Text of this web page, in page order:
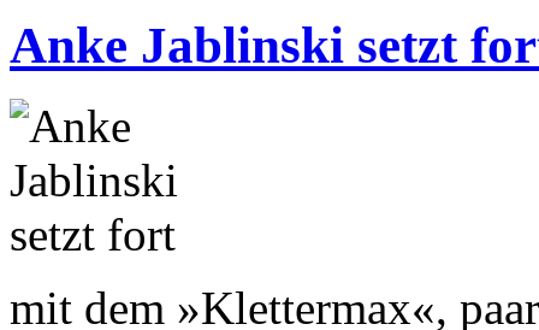
Anke Jablinski setzt
mit dem »Klettermax«,